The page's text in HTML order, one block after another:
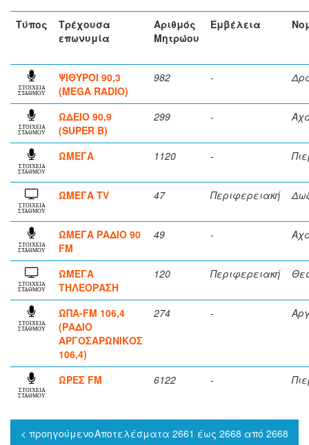
Τύπος
Τρέχουσα
επωνυμία
Αριθμός
Μητρώου
Εμβέλεια
ΣΤΟΙΧΕΙΑ
ΣΤΑΘΜΟΥ
ΨΙΘΥΡΟΙ 90,3
(MEGA RADIO)
982 -
ΣΤΟΙΧΕΙΑ
ΣΤΑΘΜΟΥ
ΩΔΕΙΟ 90,9
(SUPER B)
299 -
ΣΤΟΙΧΕΙΑ
ΣΤΑΘΜΟΥ
ΩΜΕΓΑ 1120 -
ΣΤΟΙΧΕΙΑ
ΣΤΑΘΜΟΥ
ΩΜΕΓΑ TV 47 Περιφερειακή
ΣΤΟΙΧΕΙΑ
ΣΤΑΘΜΟΥ
ΩΜΕΓΑ ΡΑΔΙΟ 90
FM
49 -
ΣΤΟΙΧΕΙΑ
ΣΤΑΘΜΟΥ
ΩΜΕΓΑ
ΤΗΛΕΟΡΑΣΗ
120 Περιφερειακή
ΣΤΟΙΧΕΙΑ
ΣΤΑΘΜΟΥ
ΩΠΑ-FM 106,4
(ΡΑΔΙΟ
ΑΡΓΟΣΑΡΩΝΙΚΟΣ
106,4)
274 -
ΣΤΟΙΧΕΙΑ
ΣΤΑΘΜΟΥ
ΩΡΕΣ FM 6122 -
Αποτελέσματα 2661 έως 2668 από 2668
< προηγούμενο